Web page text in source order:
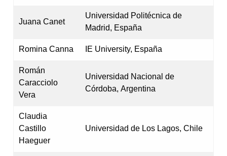
Juana Canet
Universidad Politécnica de
Madrid, España
Romina Canna IE University, España
Román
Caracciolo
Vera
Universidad Nacional de
Córdoba, Argentina
Claudia
Castillo
Haeguer
Universidad de Los Lagos, Chile